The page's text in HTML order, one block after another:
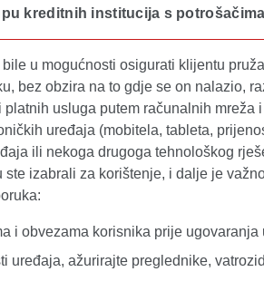
kreditnih institucija s
u mogućnosti osigurati klijentu
bez obzira na to gdje se on nalazio,
usluga putem računalnih mreža i
uređaja (mobitela, tableta,
ili nekoga drugoga tehnološkog
izabrali za korištenje, i dalje je
i obvezama korisnika prije ugovaranja
uređaja, ažurirajte preglednike,